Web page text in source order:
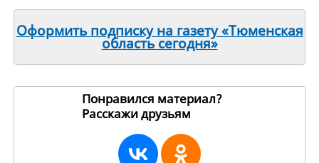
Оформить подписку на газету «Тюменская
область сегодня»
Понравился материал?
Расскажи друзьям